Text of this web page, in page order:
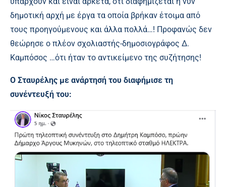
δημοτική αρχή με έργα τα οποία βρήκαν έτοιμα από
τους προηγούμενους και άλλα πολλά…! Προφανώς δεν
θεώρησε ο πλέον σχολιαστής-δημοσιογράφος Δ.
Καμπόσος …ότι ήταν το αντικείμενο της συζήτησης!
Ο Σταυρέλης με ανάρτησή του διαφήμισε τη
συνέντευξή του: